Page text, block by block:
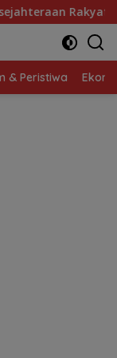
Baru 10
& Peristiwa